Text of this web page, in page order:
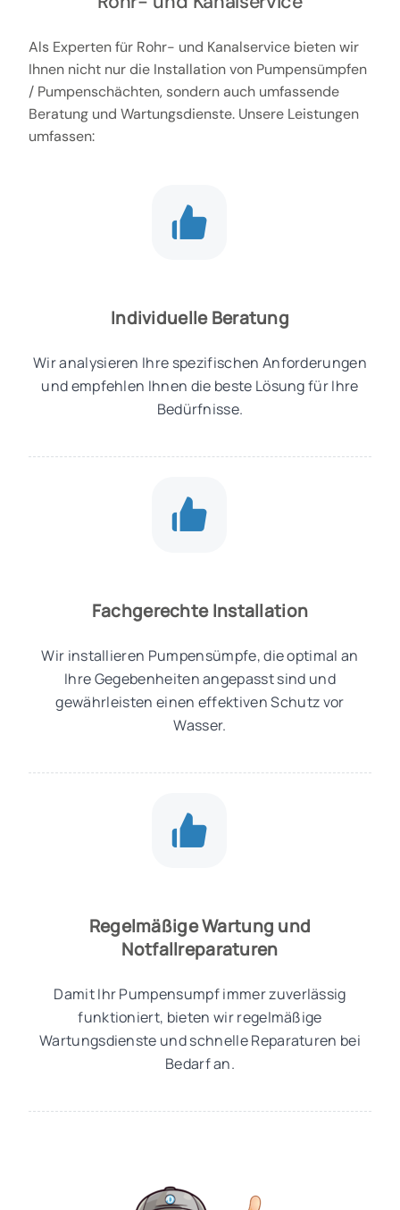
Als Experten für Rohr- und Kanalservice bieten wir
Ihnen nicht nur die Installation von Pumpensümpfen
/ Pumpenschächten, sondern auch umfassende
Beratung und Wartungsdienste. Unsere Leistungen
umfassen:
Individuelle Beratung
Wir analysieren Ihre spezifischen Anforderungen
und empfehlen Ihnen die beste Lösung für Ihre
Bedürfnisse.
Fachgerechte Installation
Wir installieren Pumpensümpfe, die optimal an
Ihre Gegebenheiten angepasst sind und
gewährleisten einen effektiven Schutz vor
Wasser.
Regelmäßige Wartung und
Notfallreparaturen
Damit Ihr Pumpensumpf immer zuverlässig
funktioniert, bieten wir regelmäßige
Wartungsdienste und schnelle Reparaturen bei
Bedarf an.